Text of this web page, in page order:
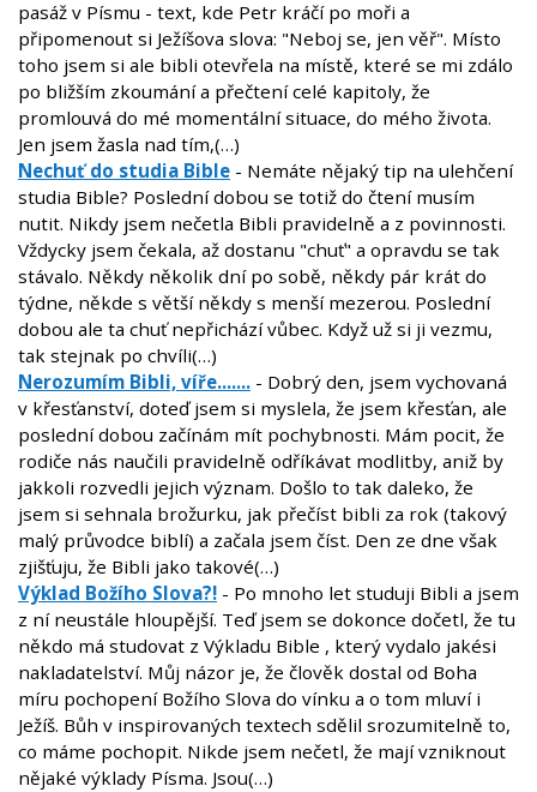
pasáž v Písmu - text, kde Petr kráčí po moři a
připomenout si Ježíšova slova: "Neboj se, jen věř". Místo
toho jsem si ale bibli otevřela na místě, které se mi zdálo
po bližším zkoumání a přečtení celé kapitoly, že
promlouvá do mé momentální situace, do mého života.
Jen jsem žasla nad tím,(…)
Nechuť do studia Bible - Nemáte nějaký tip na ulehčení
studia Bible? Poslední dobou se totiž do čtení musím
nutit. Nikdy jsem nečetla Bibli pravidelně a z povinnosti.
Vždycky jsem čekala, až dostanu "chuť" a opravdu se tak
stávalo. Někdy několik dní po sobě, někdy pár krát do
týdne, někde s větší někdy s menší mezerou. Poslední
dobou ale ta chuť nepřichází vůbec. Když už si ji vezmu,
tak stejnak po chvíli(…)
Nerozumím Bibli, víře....... - Dobrý den, jsem vychovaná
v křesťanství, doteď jsem si myslela, že jsem křesťan, ale
poslední dobou začínám mít pochybnosti. Mám pocit, že
rodiče nás naučili pravidelně odříkávat modlitby, aniž by
jakkoli rozvedli jejich význam. Došlo to tak daleko, že
jsem si sehnala brožurku, jak přečíst bibli za rok (takový
malý průvodce biblí) a začala jsem číst. Den ze dne však
zjišťuju, že Bibli jako takové(…)
Výklad Božího Slova?! - Po mnoho let studuji Bibli a jsem
z ní neustále hloupější. Teď jsem se dokonce dočetl, že tu
někdo má studovat z Výkladu Bible , který vydalo jakési
nakladatelství. Můj názor je, že člověk dostal od Boha
míru pochopení Božího Slova do vínku a o tom mluví i
Ježíš. Bůh v inspirovaných textech sdělil srozumitelně to,
co máme pochopit. Nikde jsem nečetl, že mají vzniknout
nějaké výklady Písma. Jsou(…)